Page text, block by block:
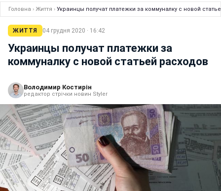
Головна › Життя › Украинцы получат платежки за коммуналку с новой
ЖИТТЯ 04 грудня 2020 · 16:42
Украинцы получат платежки за
коммуналку с новой статьей расходов
Володимир Костирін
редактор стрічки новин Styler